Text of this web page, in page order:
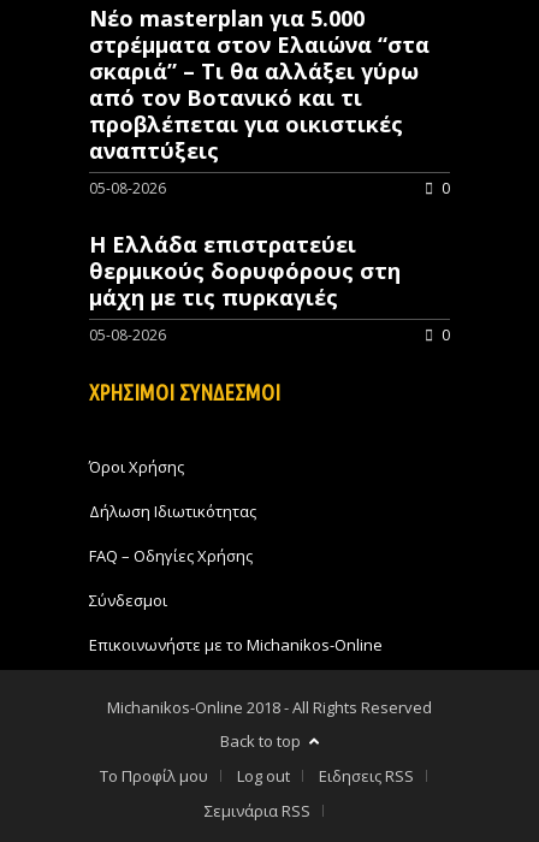
Νέο masterplan για 5.000
στρέμματα στον Ελαιώνα “στα
σκαριά” – Τι θα αλλάξει γύρω
από τον Βοτανικό και τι
προβλέπεται για οικιστικές
αναπτύξεις
05-08-2026 0
Η Ελλάδα επιστρατεύει
θερμικούς δορυφόρους στη
μάχη με τις πυρκαγιές
05-08-2026 0
ΧΡΗΣΙΜΟΙ ΣΥΝΔΕΣΜΟΙ
Όροι Χρήσης
Δήλωση Ιδιωτικότητας
FAQ – Οδηγίες Χρήσης
Σύνδεσμοι
Επικοινωνήστε με το Michanikos-Online
Michanikos-Online 2018 - All Rights Reserved
Back to top
Το Προφίλ μου
Log out
Ειδησεις RSS
Σεμινάρια RSS